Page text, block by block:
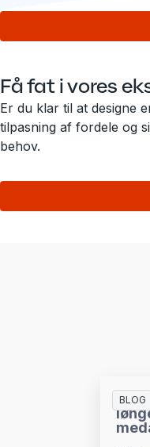
Få fat i vores
Er du klar til at designe
tilpasning af fordele og
behov.
BLOG